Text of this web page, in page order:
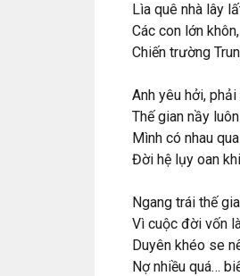
Lìa quê nhà lây
Các con lớn
Chiến trường
Anh yêu hởi,
Thế gian nầy
Mình có nhau
Đời hệ lụy oan
Ngang trái thế
Vì cuộc đời vốn
Duyên khéo se
Nợ nhiều quá…